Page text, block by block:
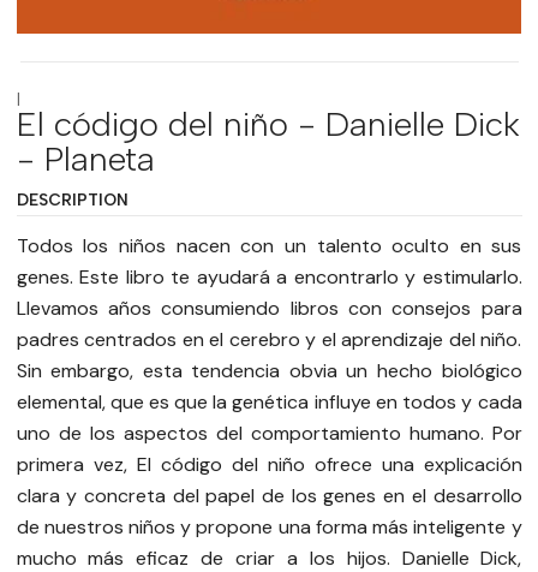
|
El código del niño - Danielle Dick
- Planeta
DESCRIPTION
Todos los niños nacen con un talento oculto en sus
genes. Este libro te ayudará a encontrarlo y estimularlo.
Llevamos años consumiendo libros con consejos para
padres centrados en el cerebro y el aprendizaje del niño.
Sin embargo, esta tendencia obvia un hecho biológico
elemental, que es que la genética influye en todos y cada
uno de los aspectos del comportamiento humano. Por
primera vez, El código del niño ofrece una explicación
clara y concreta del papel de los genes en el desarrollo
de nuestros niños y propone una forma más inteligente y
mucho más eficaz de criar a los hijos. Danielle Dick,